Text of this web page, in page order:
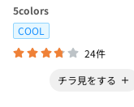
5colors
COOL
24件
チラ見をする